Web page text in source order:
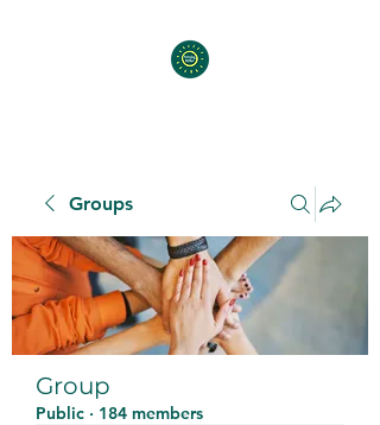
Groups
Group
Public · 184 members